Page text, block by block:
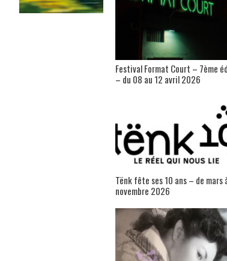
Festival Format Court – 7ème
– du 08 au 12 avril 2026
Tënk fête ses 10 ans – de mars
novembre 2026